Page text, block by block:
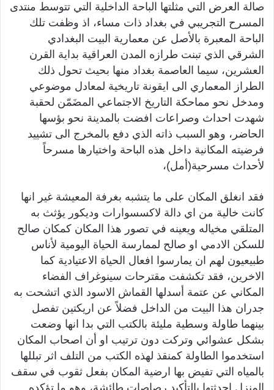
صالة العرض التي مثلتها الباحة الداخلية التي تتوسط منتدى
المسرح التجريبي في بغداد ذات مساء، اذ وظفت تلك
الباحة المعبرة بالأصل عن معمارية البيت البغدادي
الشرقي الذي تبنت طرازه المدن العراقية بداية القرن
العشرين، سيما العاصمة بغداد منها بحيث تحول ذلك
الطراز المعماري الى ايقونة تاريخية لمعادل موضوعي
ومدخل نحو مماحكة التاريخ الاجتماعي المضَمّن لحقبة
شهدت احداث وصراعات افضت بالمدينة نحو بؤسها
الحاضر، وهو السبب ذاته الذي دفع بالمخرج الى تشييد
فرضيته المكانية داخل هذه الباحة واختيارها مسرحاً
لأحداث مسرحية(أمل)،
فقد انغلق المكان على ما يتشبه بغرفة المعيشة غير انها
كانت خالية من اي دالة لاكسسوارات وديكور يؤثث به
المتلقي مخياله ويعينه في تصور هذا المكان كمكان صالح
للسكن الادمي او صالح لممارسة الحياة اليومية لأناس
طبيعيون لهم ان يمارسوا افعال الحياة الاعتيادية كما
الاخرين، فقد تكشفت مقترحات سينوغراف الفضاء
المكاني عن عتمة أسدلها القماش الاسود الذي اتشحت به
جدران هذا البيت من الداخل فضلاً عن اريكتين تفصل
بينهما طاولة وسطية مليئة بالكتب التي بدا انها وضعت
بشكل عشوائي وتركت دون ترتيب او أن اصحاب المكان
استخدموا الطاولة كمنقذ لهذه الكتب من التلف اثر تبللها
بالمياه التي تفيض بها ارضية المكان بفعل ثقوب في سقف